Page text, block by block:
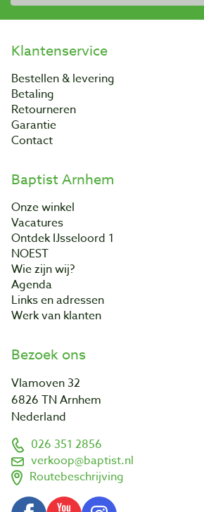
Klantenservice
Bestellen & levering
Betaling
Retourneren
Garantie
Contact
Baptist Arnhem
Onze winkel
Vacatures
Ontdek IJsseloord 1
NOEST
Wie zijn wij?
Agenda
Links en adressen
Werk van klanten
Bezoek ons
Vlamoven 32
6826 TN Arnhem
Nederland
026 351 2856
verkoop@baptist.nl
Routebeschrijving